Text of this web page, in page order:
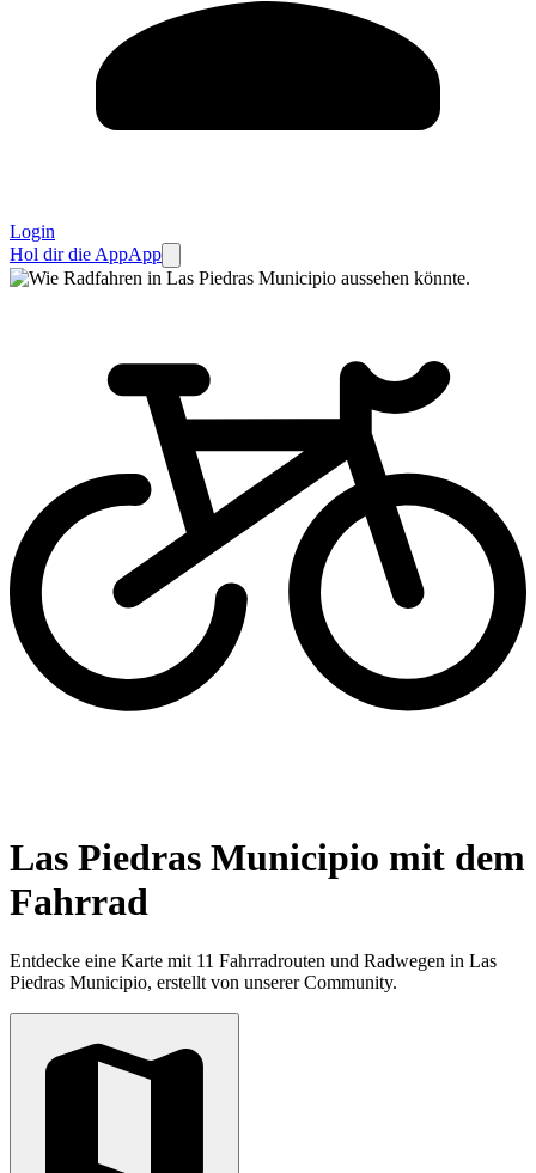
Login
Hol dir die AppApp
Las Piedras Municipio mit dem
Fahrrad
Entdecke eine Karte mit 11 Fahrradrouten und Radwegen in Las
Piedras Municipio, erstellt von unserer Community.